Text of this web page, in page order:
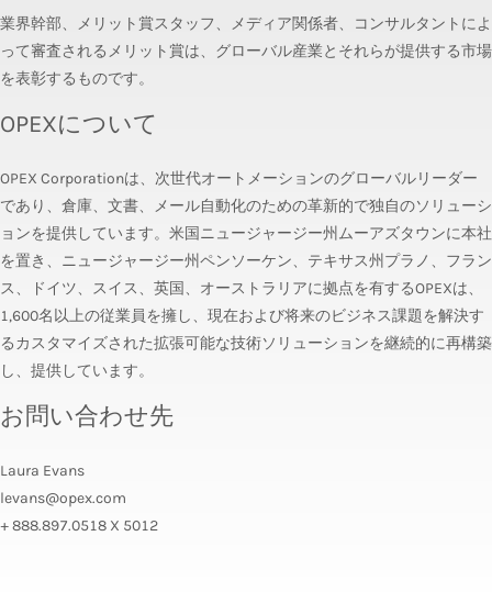
業界幹部、メリット賞スタッフ、メディア関係者、コンサルタントによ
って審査されるメリット賞は、グローバル産業とそれらが提供する市場
を表彰するものです。
OPEXについて
OPEX Corporationは、次世代オートメーションのグローバルリーダー
であり、倉庫、文書、メール自動化のための革新的で独自のソリューシ
ョンを提供しています。米国ニュージャージー州ムーアズタウンに本社
を置き、ニュージャージー州ペンソーケン、テキサス州プラノ、フラン
ス、ドイツ、スイス、英国、オーストラリアに拠点を有するOPEXは、
1,600名以上の従業員を擁し、現在および将来のビジネス課題を解決す
るカスタマイズされた拡張可能な技術ソリューションを継続的に再構築
し、提供しています。
お問い合わせ先
Laura Evans
levans@opex.com
+ 888.897.0518 X 5012